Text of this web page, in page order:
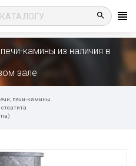
search
камины из наличия в
зале
печи-камины
стеатита